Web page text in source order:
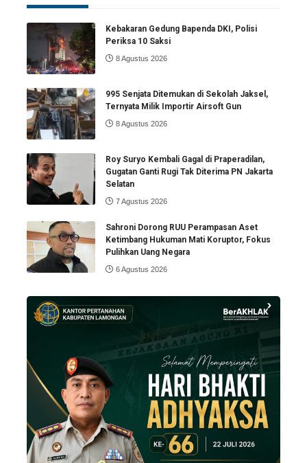
Kebakaran Gedung Bapenda DKI, Polisi
Periksa 10 Saksi
8 Agustus 2026
995 Senjata Ditemukan di Sekolah Jaksel,
Ternyata Milik Importir Airsoft Gun
8 Agustus 2026
Roy Suryo Kembali Gagal di Praperadilan,
Gugatan Ganti Rugi Tak Diterima PN Jakarta
Selatan
7 Agustus 2026
Sahroni Dorong RUU Perampasan Aset
Ketimbang Hukuman Mati Koruptor, Fokus
Pulihkan Uang Negara
6 Agustus 2026